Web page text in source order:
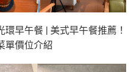
環早午餐 | 美式早午餐推薦！
單價位介紹